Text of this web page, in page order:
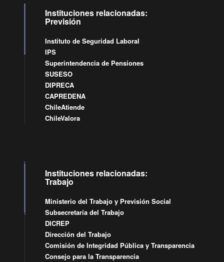
Instituciones relacionadas:
Previsión
Instituto de Seguridad Laboral
IPS
Superintendencia de Pensiones
SUSESO
DIPRECA
CAPREDENA
ChileAtiende
ChileValora
Instituciones relacionadas:
Trabajo
Ministerio del Trabajo y Previsión Social
Subsecretaría del Trabajo
DICREP
Dirección del Trabajo
Comisión de Integridad Pública y Transparencia
Consejo para la Transparencia